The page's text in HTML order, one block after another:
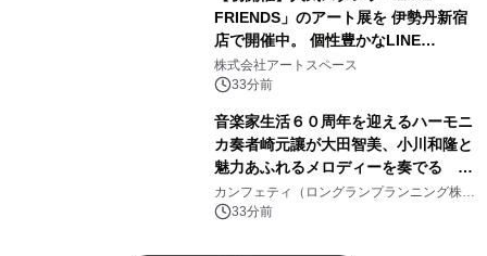
FRIENDS」のアート展を 伊勢丹新宿
店で開催中。 個性豊かなLINE
FRIENDSの仲間たちが インテリアア
ートとして新たな魅力を発信。
株式会社アートスペース
33分前
音楽家生活６０周年を迎えるハーモニ
カ奏者崎元讓が大田智美、小川和隆と
魅力あふれるメロディーを奏でる
『ファンタスティック・トリオⅢ』チ
ケット8月24日(月)～発売開始！
カンフェティ（ロングランプランニング株式
会社）
33分前